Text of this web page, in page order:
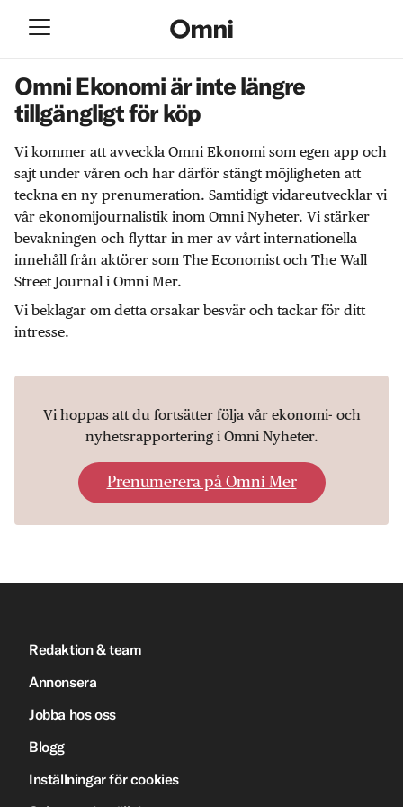
Omni Ekonomi är inte längre
tillgängligt för köp
Vi kommer att avveckla Omni Ekonomi som egen app och
sajt under våren och har därför stängt möjligheten att
teckna en ny prenumeration. Samtidigt vidareutvecklar vi
vår ekonomijournalistik inom Omni Nyheter. Vi stärker
bevakningen och flyttar in mer av vårt internationella
innehåll från aktörer som The Economist och The Wall
Street Journal i Omni Mer.
Vi beklagar om detta orsakar besvär och tackar för ditt
intresse.
Vi hoppas att du fortsätter följa vår ekonomi- och
nyhetsrapportering i Omni Nyheter.
Prenumerera på Omni Mer
Redaktion & team
Annonsera
Jobba hos oss
Blogg
Inställningar för cookies